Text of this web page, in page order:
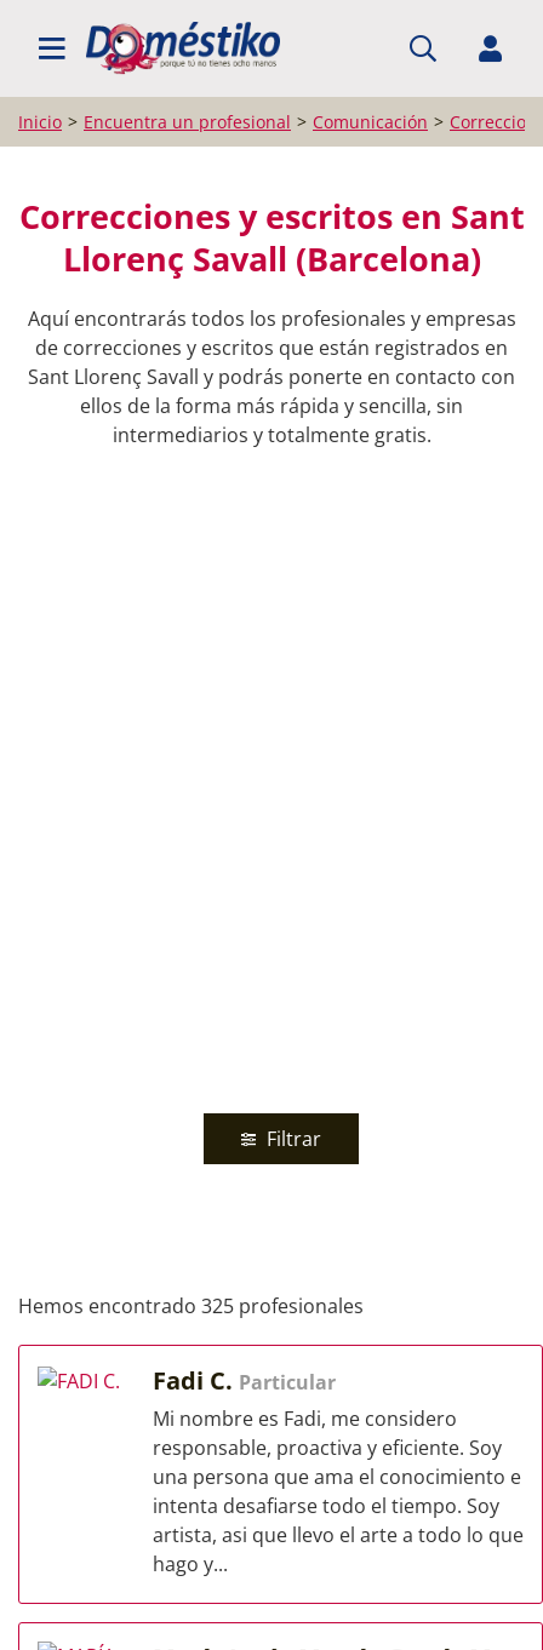
BUSCAR PROFESIONALES
Inicio Encuentra un profesional Comunicación
Correcciones y escritos en Sant
Llorenç Savall (Barcelona)
Aquí encontrarás todos los profesionales y empresas
de correcciones y escritos que están registrados en
Sant Llorenç Savall y podrás ponerte en contacto con
ellos de la forma más rápida y sencilla, sin
intermediarios y totalmente gratis.
Filtrar
Hemos encontrado 325 profesionales
Fadi C. Particular
Mi nombre es Fadi, me considero
responsable, proactiva y eficiente. Soy
una persona que ama el conocimiento e
intenta desafiarse todo el tiempo. Soy
artista, asi que llevo el arte a todo lo que
hago y...